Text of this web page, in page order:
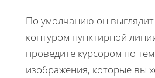
По умолчанию он выглядит
контуром пунктирной
проведите курсором по
изображения, которые вы